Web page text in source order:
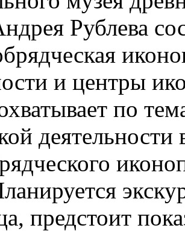
Рублева
и центры
по
предстоит